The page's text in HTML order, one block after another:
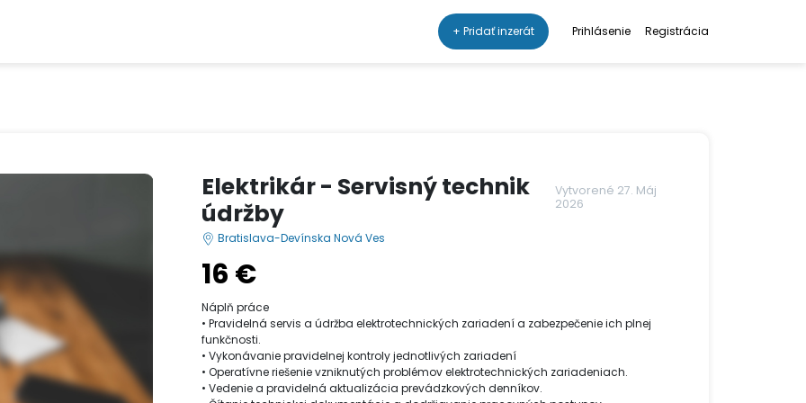
+ Pridať inzerát Prihlásenie Registrácia
Elektrikár - Servisný technik
údržby
Vytvorené 27. Máj
2026
Bratislava-Devínska Nová Ves
16 €
Náplň práce
• Pravidelná servis a údržba elektrotechnických zariadení a zabezpečenie ich plnej
funkčnosti.
• Vykonávanie pravidelnej kontroly jednotlivých zariadení
• Operatívne riešenie vzniknutých problémov elektrotechnických zariadeniach.
• Vedenie a pravidelná aktualizácia prevádzkových denníkov.